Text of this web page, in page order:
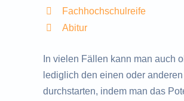
Fachhochschulreife
Abitur
In vielen Fällen kann man auch
lediglich den einen oder
durchstarten, indem man das